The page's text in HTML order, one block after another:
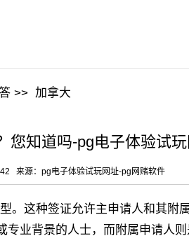
>> 加拿大
您知道吗-pg电子体验试
来源： pg电子体验试玩网址-pg网赌软件
这种签证允许主申请人和其附
业背景的人士，而附属申请人